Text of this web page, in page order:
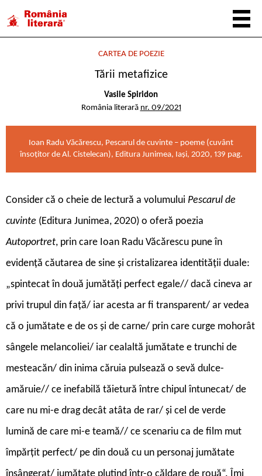
CARTEA DE POEZIE
Tării metafizice
Vasile Spiridon
România literară nr. 09/2021
Ioan Radu Văcărescu, Pescarul de cuvinte – poeme (cuvânt
însoțitor de Al. Cistelecan), Editura Junimea, Iași, 2020, 139 pag.
Consider că o cheie de lectură a volumului Pescarul de
cuvinte (Editura Junimea, 2020) o oferă poezia
Autoportret, prin care Ioan Radu Văcărescu pune în
evidență căutarea de sine și cristalizarea identității duale:
„spintecat în două jumătăți perfect egale// dacă cineva ar
privi trupul din față/ iar acesta ar fi transparent/ ar vedea
că o jumătate e de os și de carne/ prin care curge mohorât
sângele melancoliei/ iar cealaltă jumătate e trunchi de
mesteacăn/ din inima căruia pulsează o sevă dulce-
amăruie// ce inefabilă tăietură între chipul întunecat/ de
care nu mi-e drag decât atâta de rar/ și cel de verde
lumină de care mi-e teamă// ce scenariu ca de film mut
împărțit perfect/ pe din două cu un personaj jumătate